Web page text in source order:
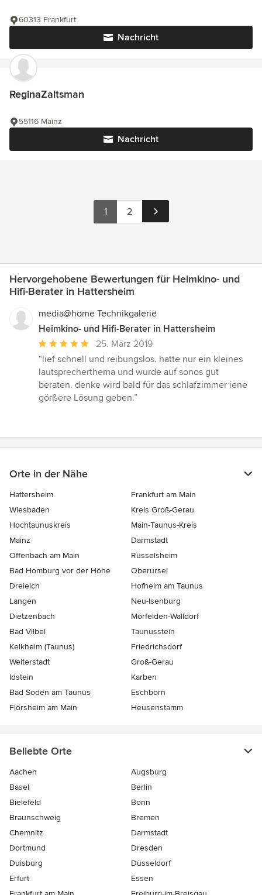
Nachricht
60313 Frankfurt
ReginaZaltsman
Nachricht
55116 Mainz
1 2
Hervorgehobene Bewertungen für Heimkino- und
Hifi-Berater in Hattersheim
media@home Technikgalerie
Heimkino- und Hifi-Berater in Hattersheim
Durchschnittliche
Bewertung:
5
von
5
25. März 2019
“lief schnell und reibungslos. hatte nur ein kleines
lautsprecherthema und wurde auf sonos gut
beraten. denke wird bald für das schlafzimmer iene
görßere Lösung geben.”
Orte in der Nähe
Hattersheim
Frankfurt am Main
Wiesbaden
Kreis Groß-Gerau
Hochtaunuskreis
Main-Taunus-Kreis
Mainz
Darmstadt
Offenbach am Main
Rüsselsheim
Bad Homburg vor der Höhe
Oberursel
Dreieich
Hofheim am Taunus
Langen
Neu-Isenburg
Dietzenbach
Mörfelden-Walldorf
Bad Vilbel
Taunusstein
Kelkheim (Taunus)
Friedrichsdorf
Weiterstadt
Groß-Gerau
Idstein
Karben
Bad Soden am Taunus
Eschborn
Flörsheim am Main
Heusenstamm
Beliebte Orte
Aachen
Augsburg
Basel
Berlin
Bielefeld
Bonn
Braunschweig
Bremen
Chemnitz
Darmstadt
Dortmund
Dresden
Duisburg
Düsseldorf
Erfurt
Essen